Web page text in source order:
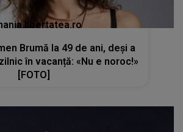
Brumă la 49 de ani, deși a
în vacanță: «Nu e noroc!»
[FOTO]